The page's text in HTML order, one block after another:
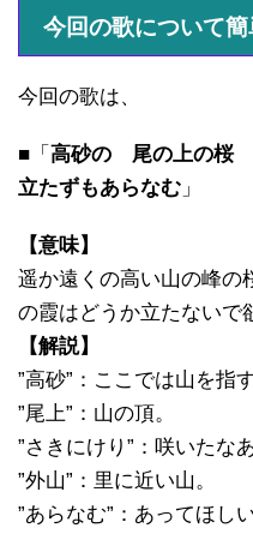
今回の歌について
今回の歌は、
■「 高砂の 尾の上の桜
立たずもあらなむ 」
【意味】
遥か遠くの高い山の峰の
の霞はどうか立たないで
【解説】
”高砂”：ここでは山を指す
”尾上”：山の頂。
”さきにけり”：咲いたなあ
”外山”：里に近い山。
”あらなむ”：あってほしい